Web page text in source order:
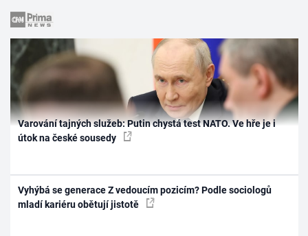
Varování tajných služeb: Putin chystá test NATO. Ve hře je i
útok na české sousedy
Vyhýbá se generace Z vedoucím pozicím? Podle sociologů
mladí kariéru obětují jistotě